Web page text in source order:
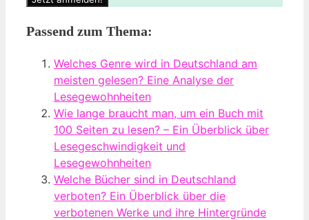
Passend zum Thema:
Welches Genre wird in Deutschland am
meisten gelesen? Eine Analyse der
Lesegewohnheiten
Wie lange braucht man, um ein Buch mit
100 Seiten zu lesen? – Ein Überblick über
Lesegeschwindigkeit und
Lesegewohnheiten
Welche Bücher sind in Deutschland
verboten? Ein Überblick über die
verbotenen Werke und ihre Hintergründe